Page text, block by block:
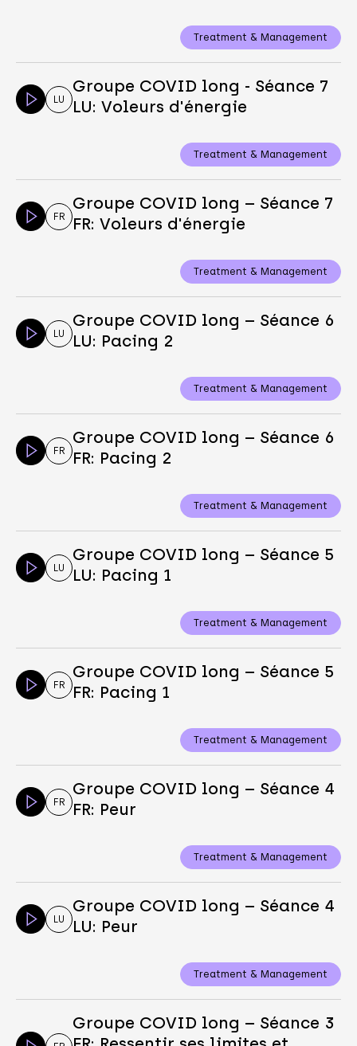
Treatment & Management
LU
Groupe COVID long - Séance 7
LU: Voleurs d'énergie
Treatment & Management
FR
Groupe COVID long – Séance 7
FR: Voleurs d'énergie
Treatment & Management
LU
Groupe COVID long – Séance 6
LU: Pacing 2
Treatment & Management
FR
Groupe COVID long – Séance 6
FR: Pacing 2
Treatment & Management
LU
Groupe COVID long – Séance 5
LU: Pacing 1
Treatment & Management
FR
Groupe COVID long – Séance 5
FR: Pacing 1
Treatment & Management
FR
Groupe COVID long – Séance 4
FR: Peur
Treatment & Management
LU
Groupe COVID long – Séance 4
LU: Peur
Treatment & Management
Groupe COVID long – Séance 3